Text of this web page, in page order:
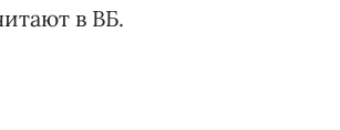
в ВБ.